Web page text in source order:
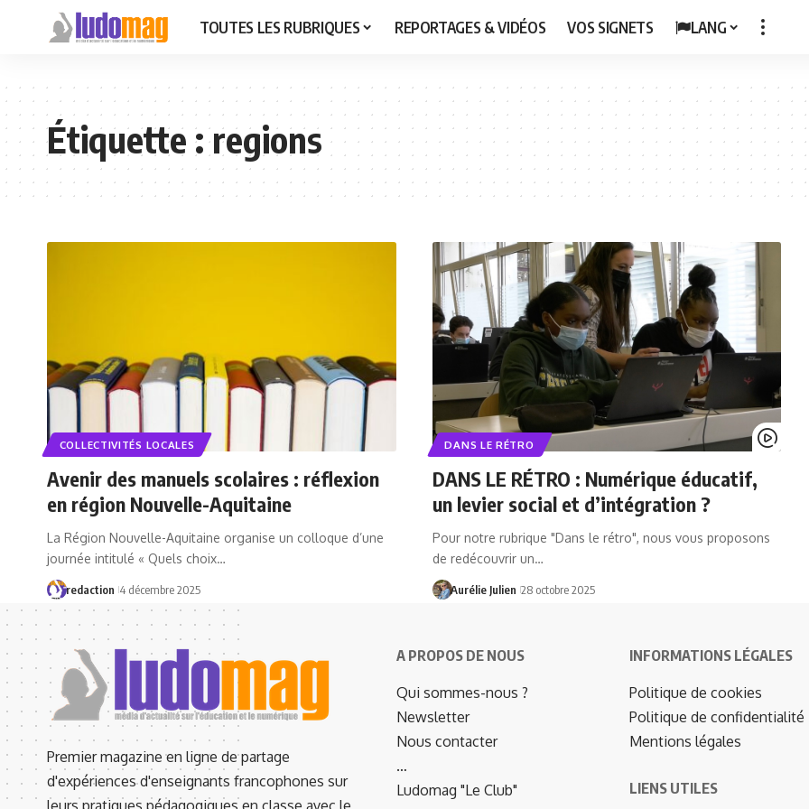
TOUTES LES RUBRIQUES REPORTAGES & VIDÉOS VOS SIGNETS LANG
Étiquette :regions
COLLECTIVITÉS LOCALES
Avenir des manuels scolaires : réflexion
en région Nouvelle-Aquitaine
La Région Nouvelle-Aquitaine organise un colloque d’une
journée intitulé « Quels choix…
redaction 4 décembre 2025
DANS LE RÉTRO
DANS LE RÉTRO : Numérique éducatif,
un levier social et d’intégration ?
Pour notre rubrique "Dans le rétro", nous vous proposons
de redécouvrir un…
Aurélie Julien 28 octobre 2025
Premier magazine en ligne de partage
d'expériences d'enseignants francophones sur
leurs pratiques pédagogiques en classe avec le
A PROPOS DE NOUS
Qui sommes-nous ?
Newsletter
Nous contacter
…
Ludomag "Le Club"
INFORMATIONS LÉGALES
Politique de cookies
Politique de confidentialité
Mentions légales
LIENS UTILES